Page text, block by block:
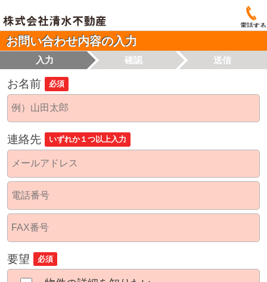
電話する
お問い合わせ内容の入力
入力 確認 送信
お名前 必須
連絡先 いずれか１つ以上入力
要望 必須